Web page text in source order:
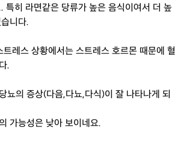
특히 라면같은 당류가 높은 음식이여서 더 높
니다.
레스 상황에서는 스트레스 호르몬 때문에 혈
.
뇨의 증상(다음,다뇨,다식)이 잘 나타나게 되
가능성은 낮아 보이네요.